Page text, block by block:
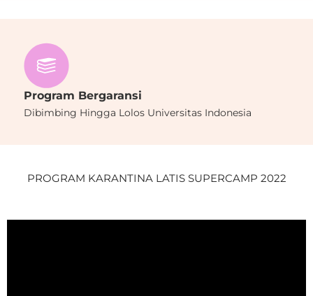
Program Bergaransi
Dibimbing Hingga Lolos Universitas Indonesia
PROGRAM KARANTINA LATIS SUPERCAMP 2022